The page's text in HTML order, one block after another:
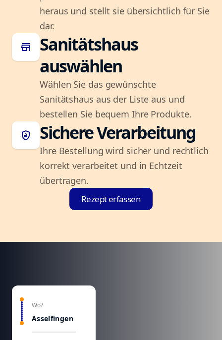
heraus und stellt sie übersichtlich für Sie
dar.
store
Sanitätshaus
auswählen
Wählen Sie das gewünschte
Sanitätshaus aus der Liste aus und
bestellen Sie bequem Ihre Produkte.
shield_lock Sichere Verarbeitung
Ihre Bestellung wird sicher und rechtlich
korrekt verarbeitet und in Echtzeit
übertragen.
Rezept erfassen
Wo?
Asselfingen